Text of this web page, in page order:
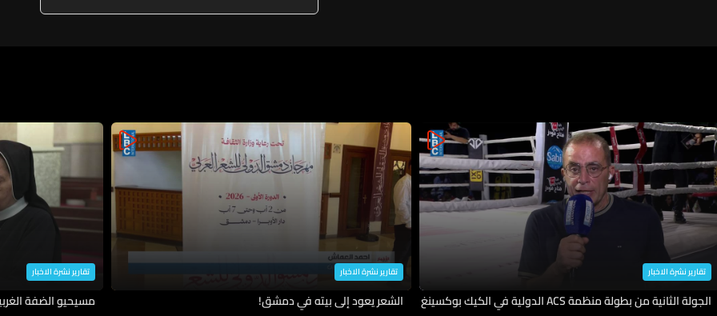
تقارير نشرة الاخبار
الجولة الثانية من بطولة منظمة ACS الدولية في الكيك بوكسينغ
تقارير نشرة الاخبار
الشعر يعود إلى بيته في دمشق!
تقارير نشرة الاخبار
مسيحيو الضفة